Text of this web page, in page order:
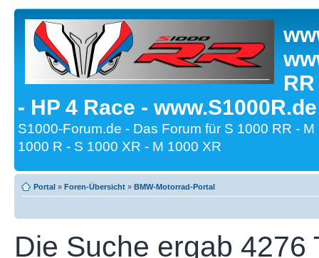
- HP 4 Race -
S1000-Forum.de - Das Forum für S 1000 RR -
1000 R - S 1000 XR - M 1000 XR
Portal » Foren-Übersicht » BMW-Motorrad-Portal
Die Suche ergab 4276